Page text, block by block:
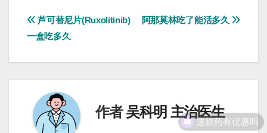
文
章
航
阿那莫林吃了能活多久
芦可替尼片(Ruxolitinib)
一盒吃多久
作者吴科明 主治医生